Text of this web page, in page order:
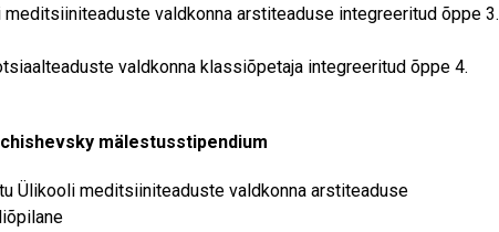
meditsiiniteaduste valdkonna arstiteaduse integreeritud õppe 3.
valdkonna klassiõpetaja integreeritud õppe 4.
mälestusstipendium
Ülikooli meditsiiniteaduste valdkonna arstiteaduse